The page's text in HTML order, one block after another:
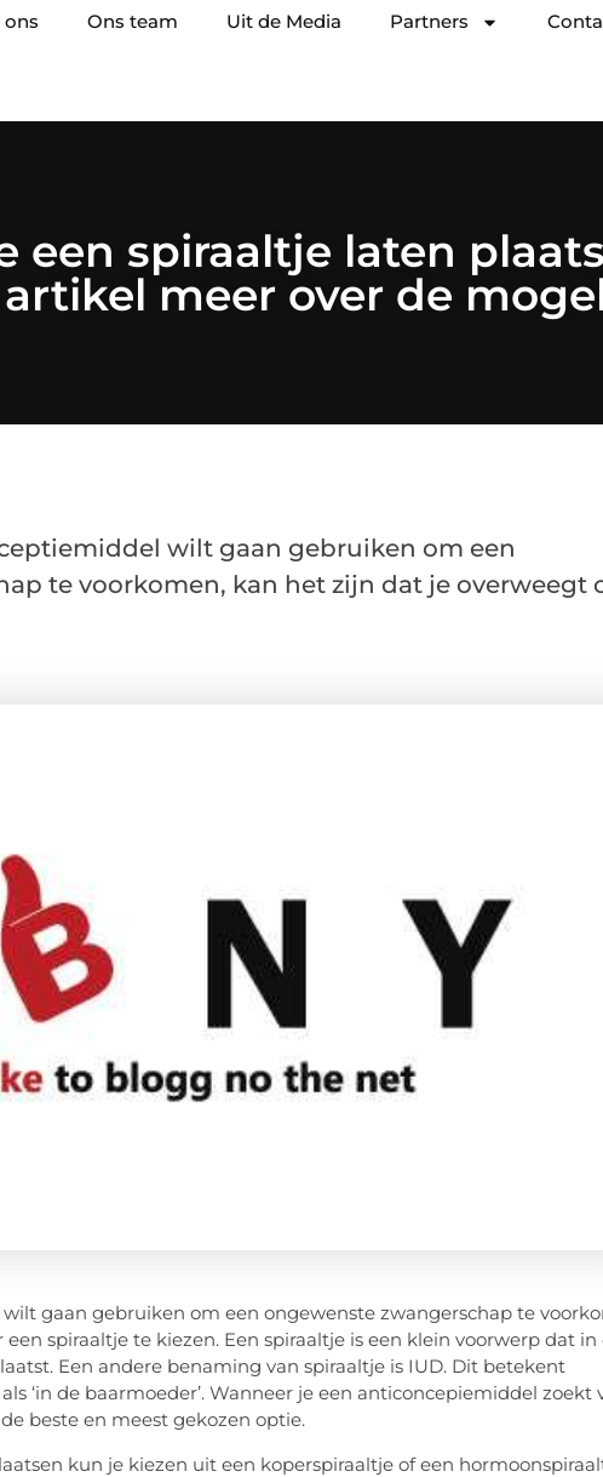
ons Ons team Uit de Media Partners
een spiraaltje laten
artikel meer over de
wilt gaan gebruiken om een
te voorkomen, kan het zijn dat je overweegt
gaan gebruiken om een ongewenste zwangerschap te
spiraaltje te kiezen. Een spiraaltje is een klein voorwerp dat in
Een andere benaming van spiraaltje is IUD. Dit betekent
‘in de baarmoeder’. Wanneer je een anticoncepiemiddel zoekt
beste en meest gekozen optie.
kun je kiezen uit een koperspiraaltje of een